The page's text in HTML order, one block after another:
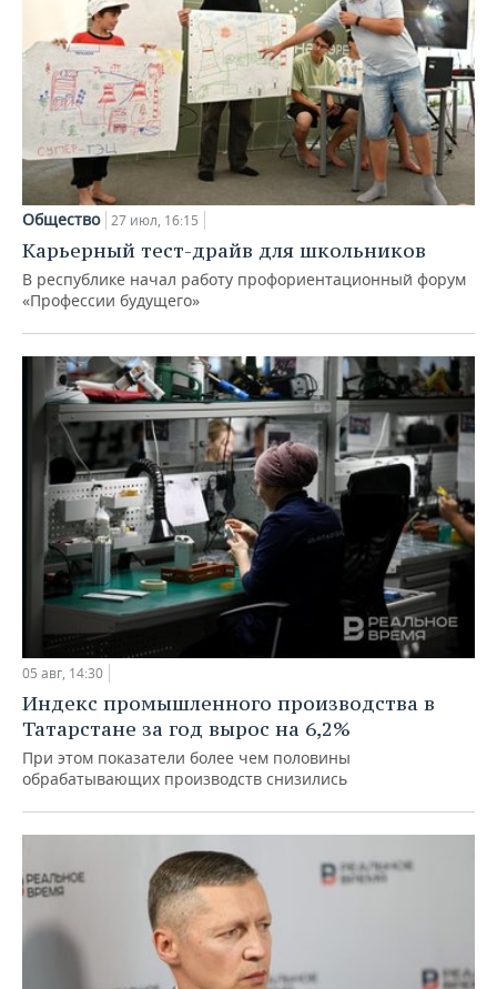
Общество 27 июл, 16:15
Карьерный тест-драйв для школьников
В республике начал работу профориентационный форум
«Профессии будущего»
05 авг, 14:30
Индекс промышленного производства в
Татарстане за год вырос на 6,2%
При этом показатели более чем половины
обрабатывающих производств снизились